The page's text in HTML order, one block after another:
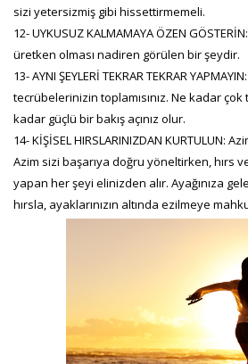
sizi yetersizmiş gibi hissettirmemeli.
12- UYKUSUZ KALMAMAYA ÖZEN
üretken olması nadiren görülen bir şeydir.
13- AYNI ŞEYLERİ TEKRAR TEKRAR
tecrübelerinizin toplamısınız. Ne kadar
kadar güçlü bir bakış açınız olur.
14- KİŞİSEL HIRSLARINIZDAN KURTULUN:
Azim sizi başarıya doğru yöneltirken, hırs
yapan her şeyi elinizden alır. Ayağınıza
hırsla, ayaklarınızın altında ezilmeye